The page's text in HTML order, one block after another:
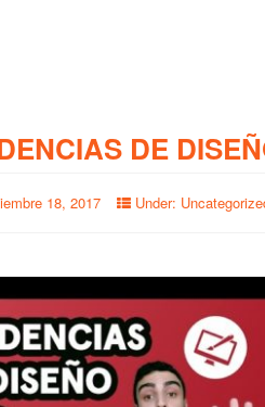
DE
18, 2017 Under: